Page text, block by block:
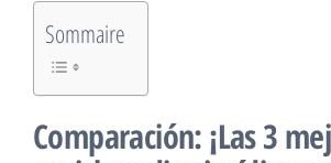
Sommaire
Comparación: ¡Las 3